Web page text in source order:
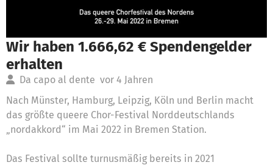
Wir haben 1.666,62 € Spendengelder
erhalten
Da capo al dente vor 4 Jahren
Nach Münster, Hamburg, Leipzig, Köln und Berlin macht
das größte queere Chor-Festival Norddeutschlands
„nordakkord“ im Mai 2022 in Bremen Station.
Das Festival sollte turnusmäßig bereits in 2021